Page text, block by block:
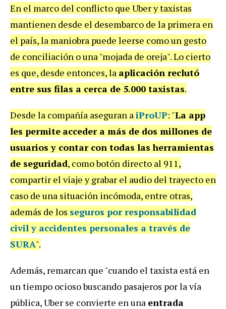
En el marco del conflicto que Uber y taxistas
mantienen desde el desembarco de la primera en
el país, la maniobra puede leerse como un gesto
de conciliación o una "mojada de oreja". Lo cierto
es que, desde entonces, la aplicación reclutó
entre sus filas a cerca de 5.000 taxistas.
Desde la compañía aseguran aiProUP: "La app
les permite acceder a más de dos millones de
usuarios y contar con todas las herramientas
de seguridad, como botón directo al 911,
compartir el viaje y grabar el audio del trayecto en
caso de una situación incómoda, entre otras,
además de los seguros por responsabilidad
civil y accidentes personales a través de
SURA".
Además, remarcan que "cuando el taxista está en
un tiempo ocioso buscando pasajeros por la vía
pública, Uber se convierte en una entrada